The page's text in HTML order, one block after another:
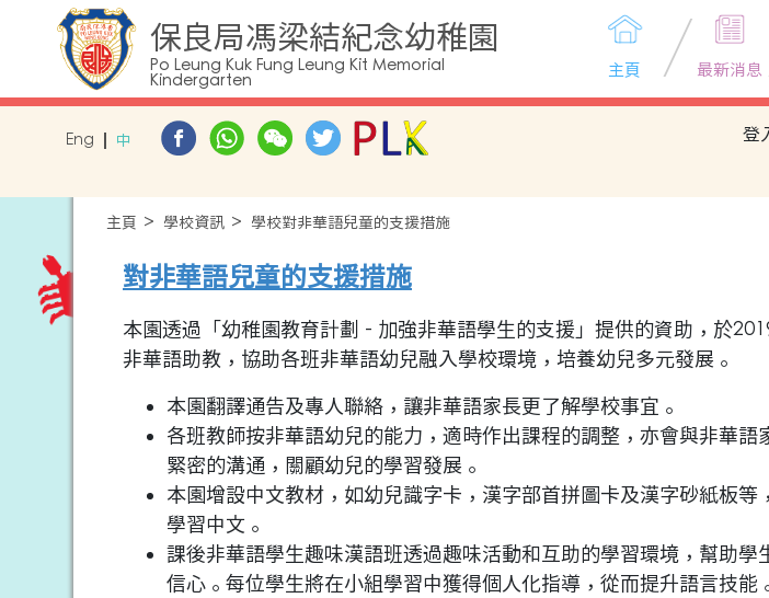
保良局馮梁結紀念幼稚園
Po Leung Kuk Fung Leung Kit Memorial
Kindergarten 主頁 最新消息
Eng 中 登
主頁 學校資訊 學校對非華語兒童的支援措施
對非華語兒童的支援措施
本園透過「幼稚園教育計劃 - 加強非華語學生的支援」提供的資助，於
非華語助教，協助各班非華語幼兒融入學校環境，培養幼兒多元發展。
本園翻譯通告及專人聯絡，讓非華語家長更了解學校事宜。
各班教師按非華語幼兒的能力，適時作出課程的調整，亦會與非華語
緊密的溝通，關顧幼兒的學習發展。
本園增設中文教材，如幼兒識字卡，漢字部首拼圖卡及漢字砂紙板等
學習中文。
課後非華語學生趣味漢語班透過趣味活動和互助的學習環境，幫助學
信心。每位學生將在小組學習中獲得個人化指導，從而提升語言技能